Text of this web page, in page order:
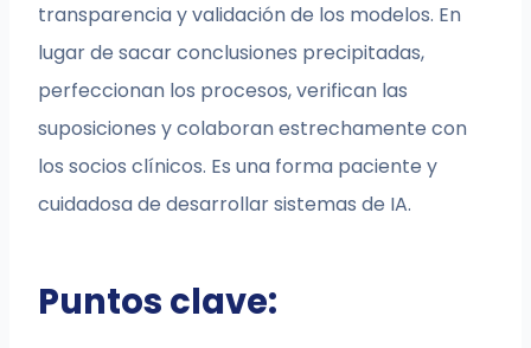
transparencia y validación de los modelos. En
lugar de sacar conclusiones precipitadas,
perfeccionan los procesos, verifican las
suposiciones y colaboran estrechamente con
los socios clínicos. Es una forma paciente y
cuidadosa de desarrollar sistemas de IA.
Puntos clave: